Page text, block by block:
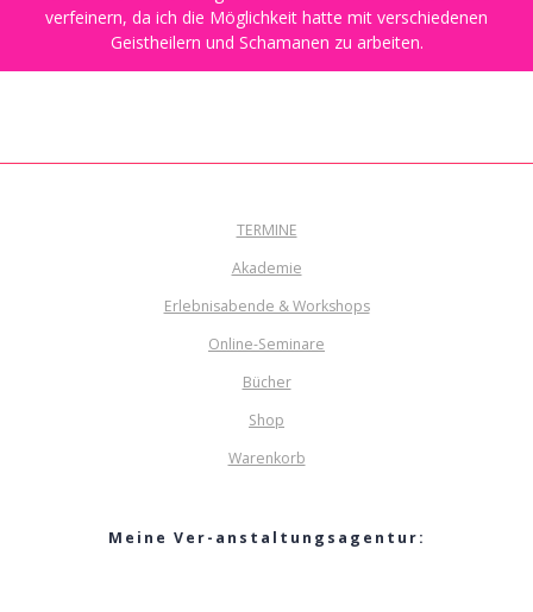
verfeinern, da ich die Möglichkeit hatte mit verschiedenen
Geistheilern und Schamanen zu arbeiten.
TERMINE
Akademie
Erlebnisabende & Workshops
Online-Seminare
Bücher
Shop
Warenkorb
Meine Ver-anstaltungsagentur: